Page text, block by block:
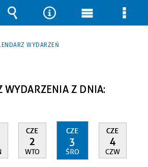
WYDARZEŃ
WYDARZENIA Z DNIA:
CZE
2
WTO
CZE
3
ŚRO
CZE
4
CZW
Wyszukiwarka
Narzędzia
Menu Menu